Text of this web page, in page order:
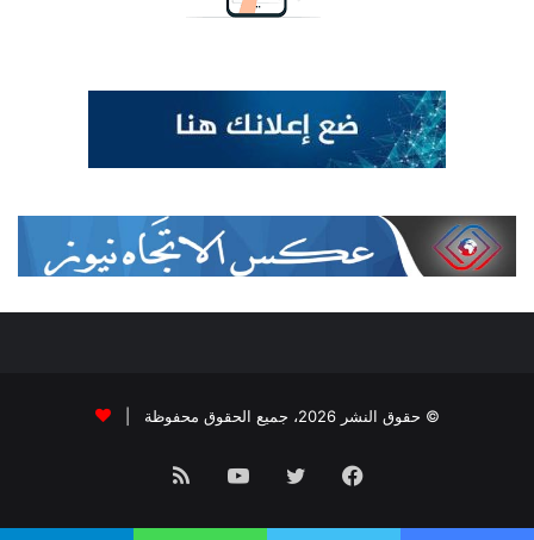
© حقوق النشر 2026، جميع الحقوق محفوظة |
فيسبوك تويتر يوتيوبملخص
الموقع